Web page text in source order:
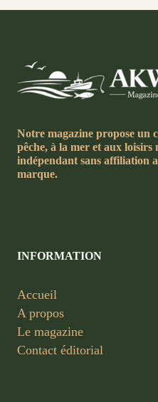
Notre magazine propose un
pêche, à la mer et aux
indépendant sans affiliation
marque.
INFORMATION
Accueil
A propos
Le magazine
Contact éditorial